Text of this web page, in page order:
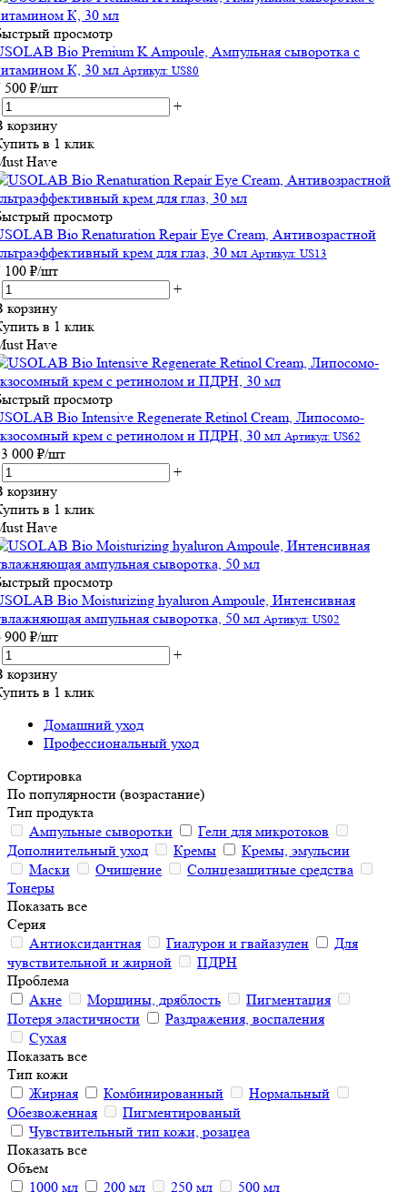
просмотр
Bio Premium K Ampoule, Ампульная сыворотка с
К, 30 мл Артикул: US80
500 ₽/шт
+
корзину
в 1 клик
Have
просмотр
Bio Renaturation Repair Eye Cream, Антивозрастной
крем для глаз, 30 мл Артикул: US13
100 ₽/шт
+
корзину
в 1 клик
Have
просмотр
Bio Intensive Regenerate Retinol Cream, Липосомо-
крем с ретинолом и ПДРН, 30 мл Артикул: US62
000 ₽/шт
+
корзину
в 1 клик
Have
просмотр
Bio Moisturizing hyaluron Ampoule, Интенсивная
ампульная сыворотка, 50 мл Артикул: US02
900 ₽/шт
+
корзину
в 1 клик
Домашний уход
Профессиональный уход
Сортировка
По популярности (возрастание)
Тип продукта
Ампульные сыворотки
Гели для микротоков
Дополнительный уход
Кремы
Кремы, эмульсии
Маски
Очищение
Солнцезащитные средства
Тонеры
Показать все
Серия
Антиоксидантная
Гиалурон и гвайазулен
Для
чувствительной и жирной
ПДРН
Проблема
Акне
Морщины, дряблость
Пигментация
Потеря эластичности
Раздражения, воспаления
Сухая
Показать все
Тип кожи
Жирная
Комбинированный
Нормальный
Обезвоженная
Пигментированый
Чувствительный тип кожи, розацеа
Показать все
Объем
1000 мл
200 мл 250 мл
500 мл